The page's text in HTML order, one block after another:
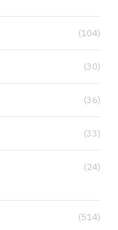
(104)
(30)
(36)
(33)
(24)
(514)